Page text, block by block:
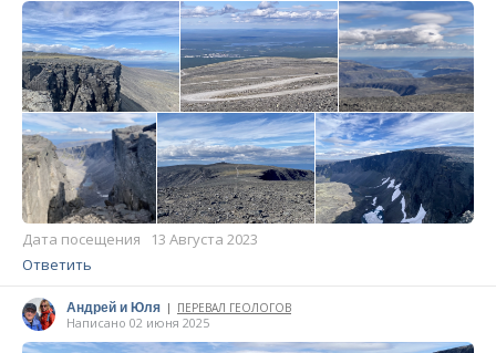
Дата посещения 13 Августа 2023
Ответить
Андрей и Юля ПЕРЕВАЛ ГЕОЛОГОВ
Написано 02 июня 2025